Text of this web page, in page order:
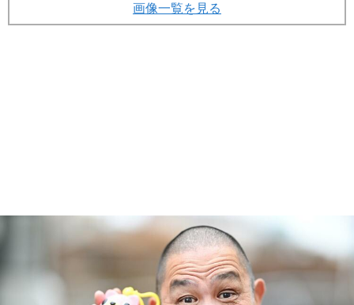
画像一覧を見る